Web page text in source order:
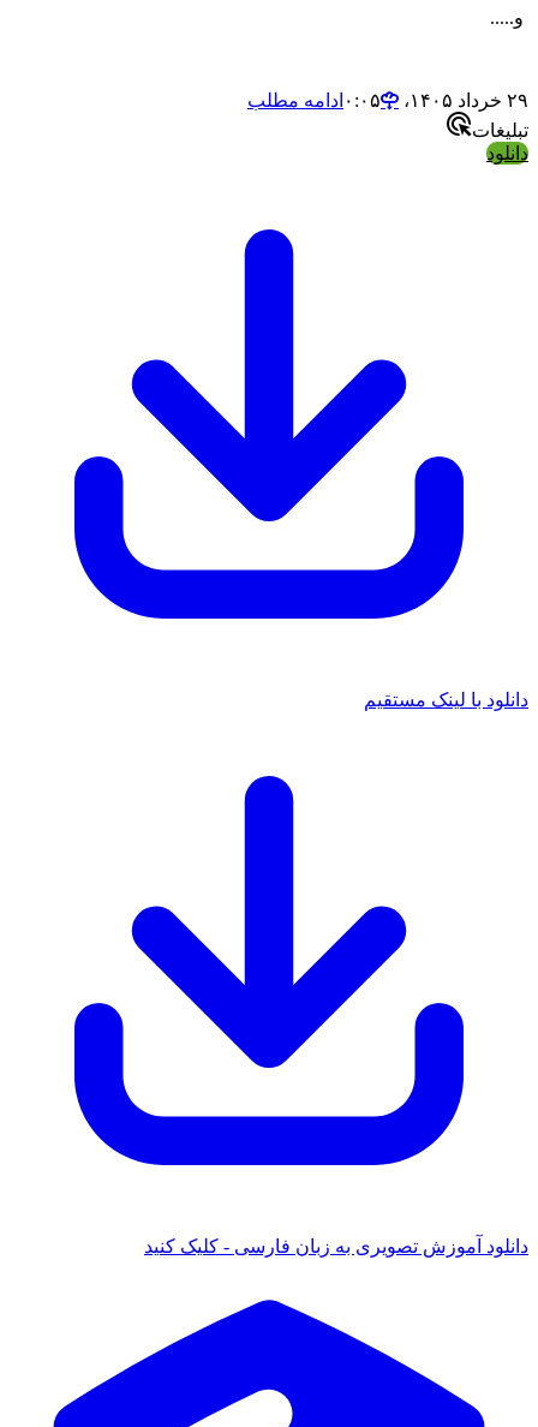
ادامه مطلب
با لینک مستقیم
آموزش تصویری به زبان فارسی - کلیک کنید